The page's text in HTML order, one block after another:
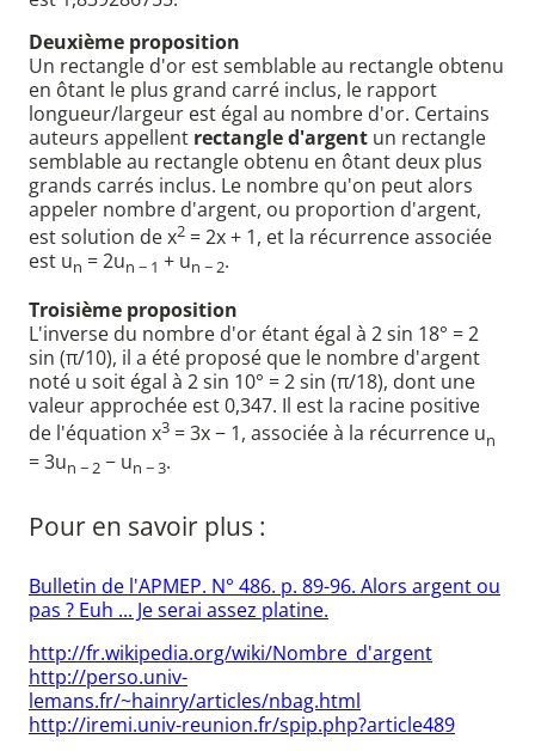
Deuxième proposition
Un rectangle d'or est semblable au rectangle obtenu
en ôtant le plus grand carré inclus, le rapport
longueur/largeur est égal au nombre d'or. Certains
auteurs appellent rectangle d'argent un rectangle
semblable au rectangle obtenu en ôtant deux plus
grands carrés inclus. Le nombre qu'on peut alors
appeler nombre d'argent, ou proportion d'argent,
est solution de x2 = 2x + 1, et la récurrence associée
est un = 2un − 1 + un − 2.
Troisième proposition
L'inverse du nombre d'or étant égal à 2 sin 18° = 2
sin (π/10), il a été proposé que le nombre d'argent
noté u soit égal à 2 sin 10° = 2 sin (π/18), dont une
valeur approchée est 0,347. Il est la racine positive
de l'équation x3 = 3x − 1, associée à la récurrence un
= 3un − 2 − un − 3.
Pour en savoir plus :
Bulletin de l'APMEP. N° 486. p. 89-96. Alors argent ou
pas ? Euh ... Je serai assez platine.
http://fr.wikipedia.org/wiki/Nombre_d'argent
http://perso.univ-
lemans.fr/~hainry/articles/nbag.html
http://iremi.univ-reunion.fr/spip.php?article489